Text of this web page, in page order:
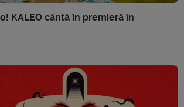
KALEO cântă în premieră în